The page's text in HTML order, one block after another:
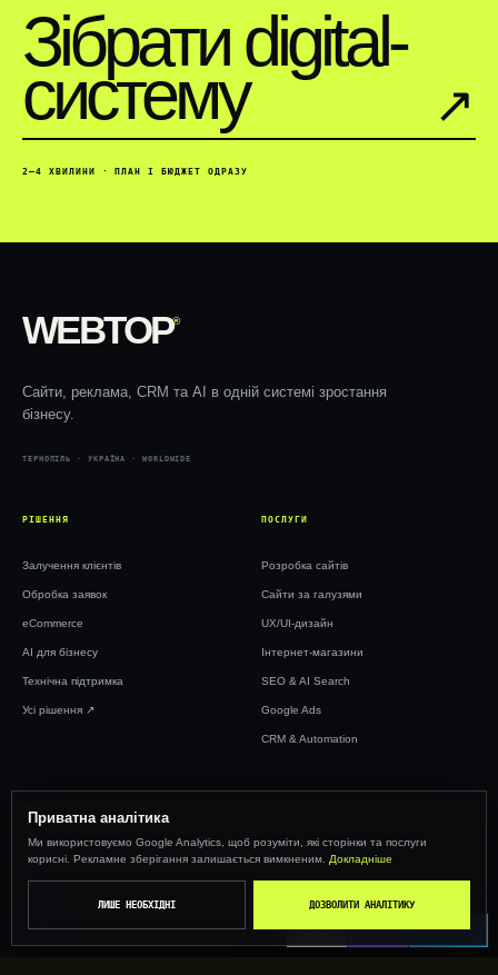
Зібрати digital-
систему ↗︎
2–4 ХВИЛИНИ · ПЛАН І БЮДЖЕТ ОДРАЗУ
WEBTOP®
Сайти, реклама, CRM та AI в одній системі зростання
бізнесу.
ТЕРНОПІЛЬ · УКРАЇНА · WORLDWIDE
РІШЕННЯ
Залучення клієнтів
Обробка заявок
eCommerce
AI для бізнесу
Технічна підтримка
Усі рішення ↗︎
ПОСЛУГИ
Розробка сайтів
Сайти за галузями
UX/UI-дизайн
Інтернет-магазини
SEO & AI Search
Google Ads
CRM & Automation
Ціни
CALL VIBER TELEGRAM
Приватна аналітика
Ми використовуємо Google Analytics, щоб розуміти, які сторінки та послуги
корисні. Рекламне зберігання залишається вимкненим. Докладніше
ЛИШЕ НЕОБХІДНІ ДОЗВОЛИТИ АНАЛІТИКУ